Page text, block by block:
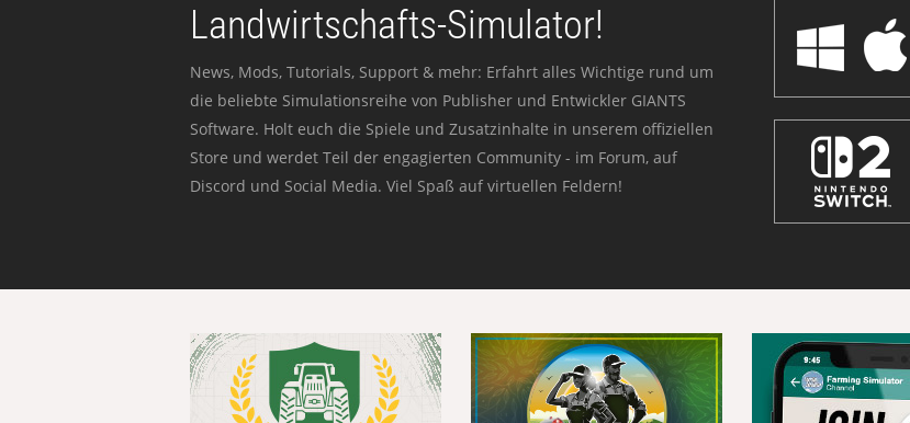
Landwirtschafts-Simulator!
News, Mods, Tutorials, Support & mehr: Erfahrt alles Wichtige rund um
die beliebte Simulationsreihe von Publisher und Entwickler GIANTS
Software. Holt euch die Spiele und Zusatzinhalte in unserem offiziellen
Store und werdet Teil der engagierten Community - im Forum, auf
Discord und Social Media. Viel Spaß auf virtuellen Feldern!